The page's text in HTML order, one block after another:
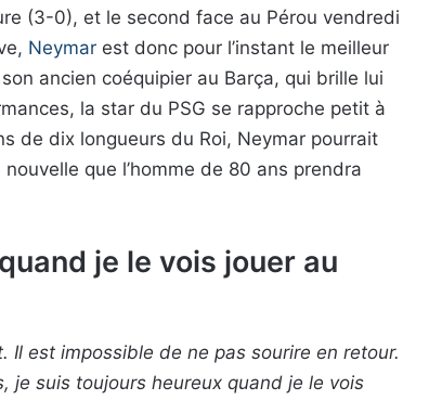
(3-0), et le second face au Pérou vendredi
Neymar est donc pour l’instant le meilleur
ancien coéquipier au Barça, qui brille lui
la star du PSG se rapproche petit à
de dix longueurs du Roi, Neymar pourrait
que l’homme de 80 ans prendra
je le vois jouer au
Il est impossible de ne pas sourire en retour.
je suis toujours heureux quand je le vois